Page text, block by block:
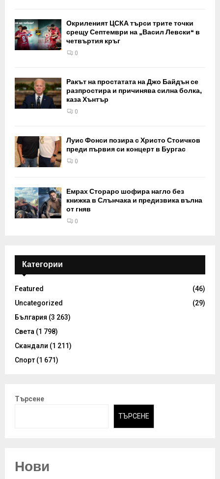
Окриленият ЦСКА търси трите точки
срещу Септември на „Васил Левски“ в
четвъртия кръг
0
Ракът на простатата на Джо Байдън се
разпростира и причинява силна болка,
каза Хънтър
0
Луис Фонси позира с Христо Стоичков
преди първия си концерт в Бургас
0
Емрах Стораро шофира нагло без
книжка в Слънчака и предизвика вълна
от гняв
0
Категории
Featured
(46)
Uncategorized
(29)
България (3 263)
Света (1 798)
Скандали (1 211)
Спорт (1 671)
Търсене
ТЪРСЕНЕ
Нови